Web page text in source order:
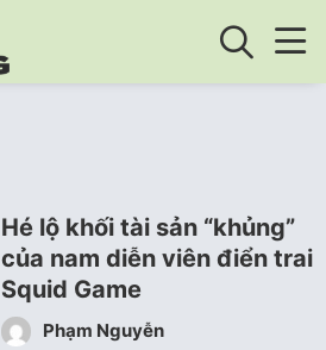
Hé lộ khối tài sản “khủng”
của nam diễn viên điển trai
Squid Game
Phạm Nguyễn